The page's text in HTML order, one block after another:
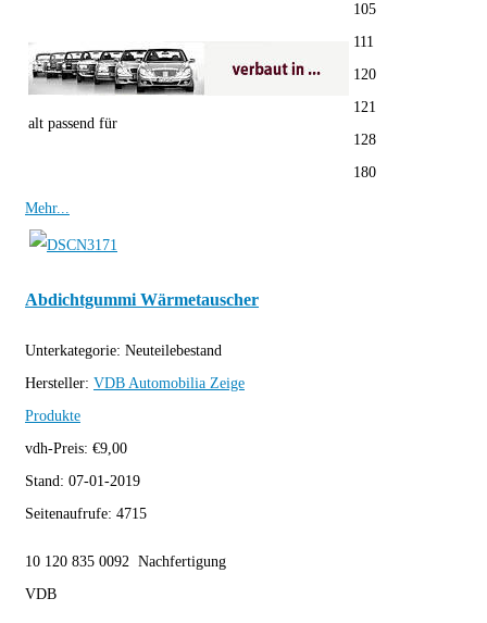
alt passend für
105
111
120
121
128
180
Mehr...
Abdichtgummi Wärmetauscher
Unterkategorie: Neuteilebestand
Hersteller: VDB Automobilia Zeige
Produkte
vdh-Preis: €9,00
Stand: 07-01-2019
Seitenaufrufe: 4715
10 120 835 0092 Nachfertigung
VDB